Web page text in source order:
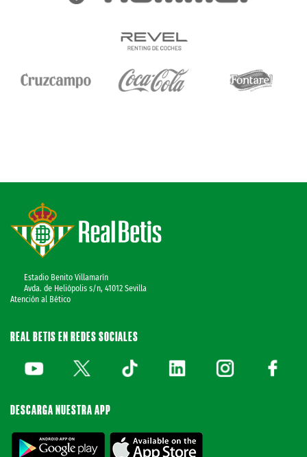
Estadio Benito Villamarín
Avda. de Heliópolis s/n, 41012 Sevilla
Atención al Bético
REAL BETIS EN REDES SOCIALES
DESCARGA NUESTRA APP